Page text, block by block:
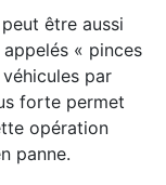
être aussi
« pinces
par
forte permet
opération
panne.